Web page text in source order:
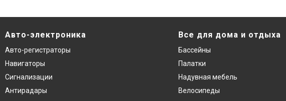
Авто-электроника
Авто-регистраторы
Навигаторы
Сигнализации
Антирадары
Все для дома и отдыха
Бассейны
Палатки
Надувная мебель
Велосипеды